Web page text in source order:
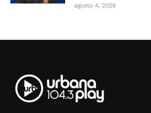
agosto 4, 2026